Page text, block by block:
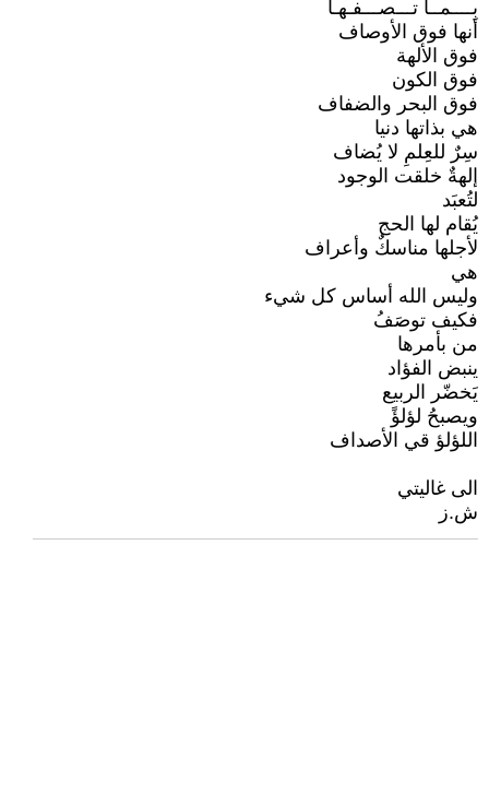
بِــــمــا تـــصـــفـهـا
أنها فوق الأوصاف
فوق الألهة
فوق الكون
فوق البحر والضفاف
هي بذاتها دنيا
سِرٌ للعِلمِ لا يُضاف
إلهةٌ خلقت الوجود
لتُعبَد
يُقام لها الحج
لأجلها مناسكٌ وأعراف
هي
وليس الله أساس كل شيء
فكيف توصَفُ
من بأمرها
ينبض الفؤاد
يَخضّر الربيع
ويصبحُ لؤلؤً
اللؤلؤ قي الأصداف
الى غاليتي
ش.ز